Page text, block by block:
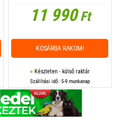
11 990Ft
Készleten - külső raktár
Szállítási idő: 5-9 munkanap
KOSÁRBA RAKOM!